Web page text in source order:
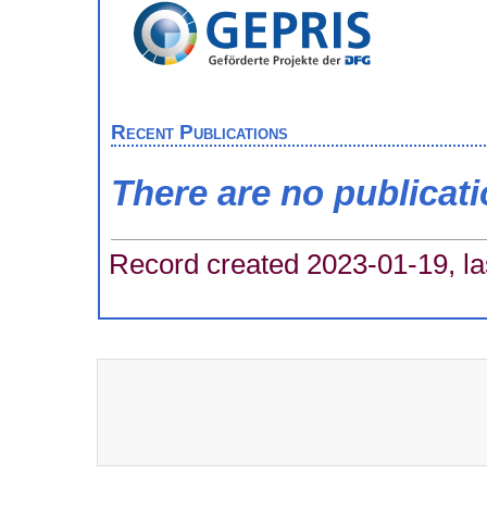
Recent Publications
There are no
Record created 2023-01-19,